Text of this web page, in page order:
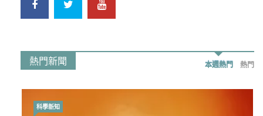
熱門新聞 本週熱門 熱門
科學新知
時事政治